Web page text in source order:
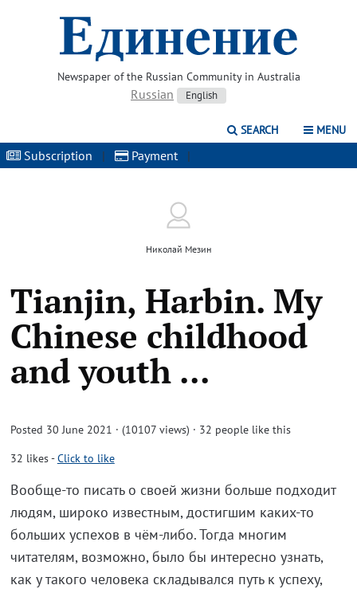
Newspaper of the Russian Community in Australia
Russian English
SEARCH MENU
Subscription | Payment |
Николай Мезин
Tianjin, Harbin. My
Chinese childhood
and youth ...
Posted 30 June 2021 · (10107 views) · 32 people like this
32 likes-Click to like
Вообще-то писать о своей жизни больше подходит
людям, широко известным, достигшим каких-то
больших успехов в чём-либо. Тогда многим
читателям, возможно, было бы интересно узнать,
как у такого человека складывался путь к успеху,